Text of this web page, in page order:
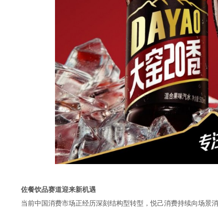
佐餐饮品赛道迎来新机遇
当前中国消费市场正经历深刻结构型转型，悦己消费持续向场景